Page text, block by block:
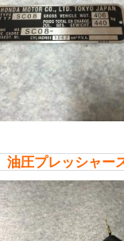
圧プレッシャー